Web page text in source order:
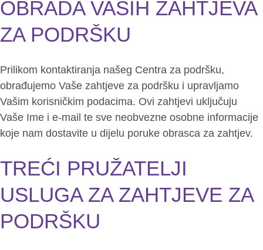
OBRADA VAŠIH ZAHTJEVA
ZA PODRŠKU
Prilikom kontaktiranja našeg Centra za podršku,
obrađujemo Vaše zahtjeve za podršku i upravljamo
Vašim korisničkim podacima. Ovi zahtjevi uključuju
Vaše Ime i e-mail te sve neobvezne osobne informacije
koje nam dostavite u dijelu poruke obrasca za zahtjev.
TREĆI PRUŽATELJI
USLUGA ZA ZAHTJEVE ZA
PODRŠKU